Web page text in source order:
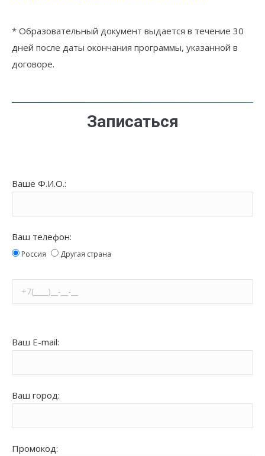
* Образовательный документ выдается в течение 30
дней после даты окончания программы, указанной в
договоре.
Записаться
Ваше Ф.И.О.:
Ваш телефон:
Россия Другая страна
Ваш E-mail:
Ваш город:
Промокод: